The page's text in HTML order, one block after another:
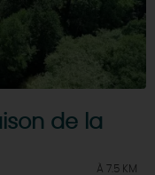
de la
À 7.5 KM